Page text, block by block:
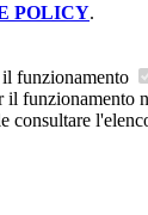
POLICY.
funzionamento
il funzionamento
consultare